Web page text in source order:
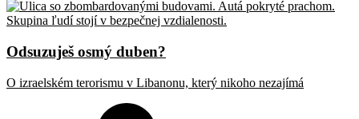
Odsuzuješ osmý duben?
O izraelském terorismu v Libanonu, který nikoho nezajímá